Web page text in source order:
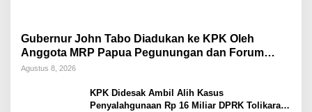
Gubernur John Tabo Diadukan ke KPK Oleh
Anggota MRP Papua Pegunungan dan Forum
Warga Papua
Agustus 8, 2026
KPK Didesak Ambil Alih Kasus
Penyalahgunaan Rp 16 Miliar DPRK Tolikara